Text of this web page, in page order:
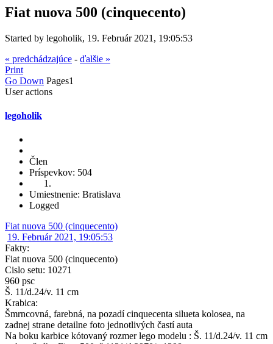
Fiat nuova 500 (cinquecento)
Started by legoholik, 19. Február 2021, 19:05:53
« predchádzajúce - ďalšie »
Print
Go Down Pages1
User actions
legoholik
Člen
Príspevkov: 504
Umiestnenie: Bratislava
Logged
Fiat nuova 500 (cinquecento)
19. Február 2021, 19:05:53
Fakty:
Fiat nuova 500 (cinquecento)
Cislo setu: 10271
960 psc
Š. 11/d.24/v. 11 cm
Krabica:
Šmrncovná, farebná, na pozadí cinquecenta silueta kolosea, na
zadnej strane detailne foto jednotlivých častí auta
Na boku karbice kótovaný rozmer lego modelu : Š. 11/d.24/v. 11 cm